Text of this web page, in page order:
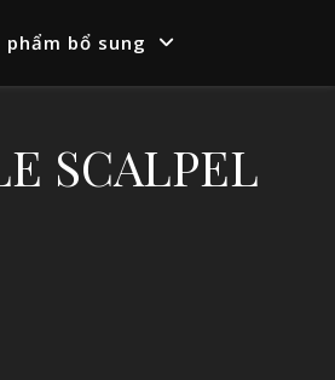
phẩm bổ sung
SCALPEL